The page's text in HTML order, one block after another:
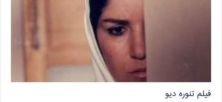
فیلم تنوره دیو